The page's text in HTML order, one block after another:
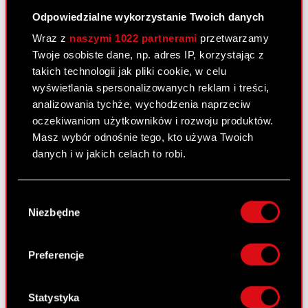
Odpowiedzialne wykorzystanie Twoich danych
Wraz z naszymi 1022 partnerami przetwarzamy
Twoje osobiste dane, np. adres IP, korzystając z
takich technologii jak pliki cookie, w celu
wyświetlania spersonalizowanych reklam i treści,
analizowania tychże, wychodzenia naprzeciw
oczekiwaniom użytkowników i rozwoju produktów.
Masz wybór odnośnie tego, kto używa Twoich
danych i w jakich celach to robi.
lokalizacji geograficznej z dokładnością nawet
Identyfikować Twoje urządzenie, aktywnie
analizując charakteryzującego je zbiory
palca)
zgody
Niezbędne
Preferencje
Statystyka
PDF Załącznik 2
Raport bieżący nr 18/2011
25 lutego 2011
PDF Nabycie aktywów znacznej wartości.
korekta
Otrzymanie zawiadomień, o których